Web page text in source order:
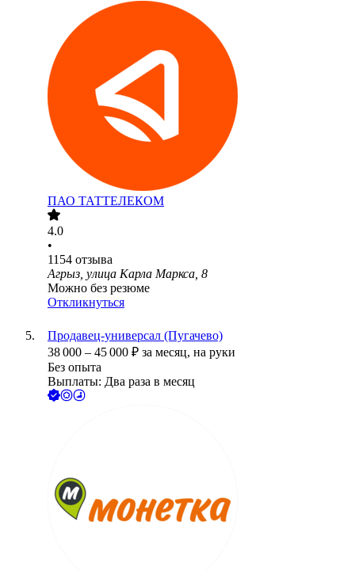
ПАО ТАТТЕЛЕКОМ
4.0
•
1154 отзыва
Агрыз, улица Карла Маркса, 8
Можно без резюме
Откликнуться
Продавец-универсал (Пугачево)
38 000 – 45 000 ₽ за месяц, на руки
Без опыта
Выплаты: Два раза в месяц